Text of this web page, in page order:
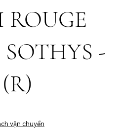
ROUGE
-
vận chuyển